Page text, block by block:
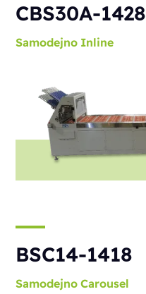
CBS30A-1428
Samodejno Inline
BSC14-1418
Samodejno Carousel